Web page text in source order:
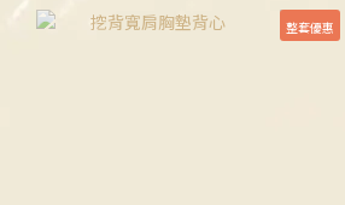
整套優惠